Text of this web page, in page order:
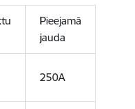
Pieejamā
jauda
250A